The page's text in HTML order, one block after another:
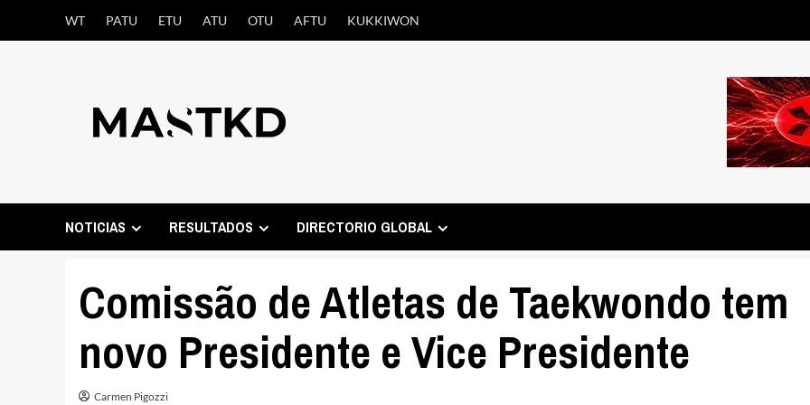
WT PATU ETU ATU OTU AFTU KUKKIWON
NOTICIAS RESULTADOS DIRECTORIO GLOBAL
Comissão de Atletas de Taekwondo tem
novo Presidente e Vice Presidente
Carmen Pigozzi